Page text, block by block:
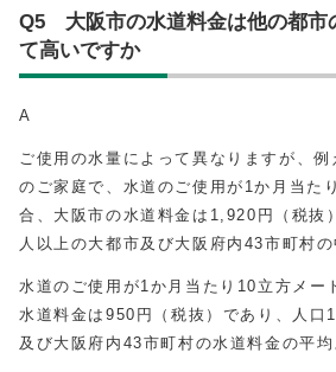
Q5 大阪市の水道料金は他の都市
て高いですか
A
ご使用の水量によって異なりますが、
のご家庭で、水道のご使用が1か月当た
合、大阪市の水道料金は1,920円（税抜
人以上の大都市及び大阪府内43市町村の
水道のご使用が1か月当たり10立方メー
水道料金は950円（税抜）であり、人口
及び大阪府内43市町村の水道料金の平均